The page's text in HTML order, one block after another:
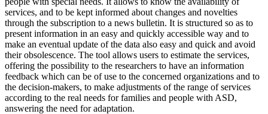
services, and to be kept informed about changes and novelties
through the subscription to a news bulletin. It is structured so as to
present information in an easy and quickly accessible way and to
make an eventual update of the data also easy and quick and avoid
their obsolescence. The tool allows users to estimate the services,
offering the possibility to the researchers to have an information
feedback which can be of use to the concerned organizations and to
the decision-makers, to make adjustments of the range of services
according to the real needs for families and people with ASD,
answering the need for adaptation.